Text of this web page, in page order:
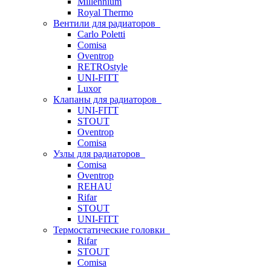
Royal Thermo
Вентили для радиаторов
Carlo Poletti
Comisa
Oventrop
RETROstyle
UNI-FITT
Luxor
Клапаны для радиаторов
UNI-FITT
STOUT
Oventrop
Comisa
Узлы для радиаторов
Comisa
Oventrop
REHAU
Rifar
STOUT
UNI-FITT
Термостатические головки
Rifar
STOUT
Comisa